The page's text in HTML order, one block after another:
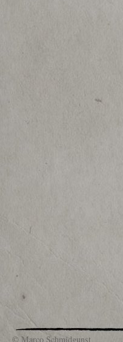
© Marco Schmidgunst